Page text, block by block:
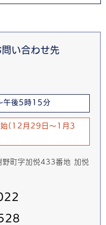
問い合わせ先
午後5時15分
始(12月29日～1月3
町字加悦433番地 加悦